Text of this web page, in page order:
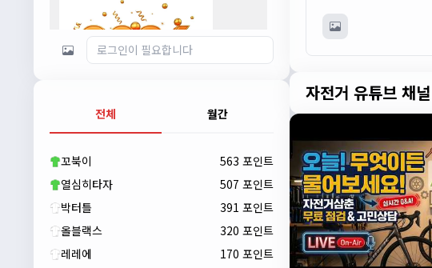
새해 복많이 받으세요!!
자출조아00:23:55
전체 월간
꼬북이
563 포인트
열심히타자
507 포인트
박터틀
391 포인트
올블랙스
320 포인트
레레에
170 포인트
자전거 유튜브 채널